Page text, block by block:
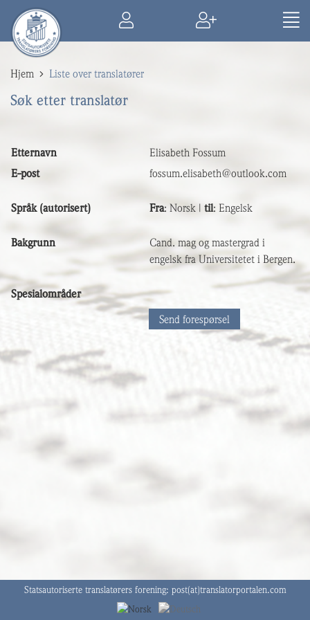
Hjem Liste over translatører
Søk etter translatør
Send forespørsel
Etternavn
Elisabeth Fossum
E-post
fossum.elisabeth@outlook.com
Språk (autorisert) Fra: Norsk | til: Engelsk
Bakgrunn
Cand. mag og mastergrad i
engelsk fra Universitetet i Bergen.
Spesialområder
Statsautoriserte translatørers forening: post(at)translatorportalen.com